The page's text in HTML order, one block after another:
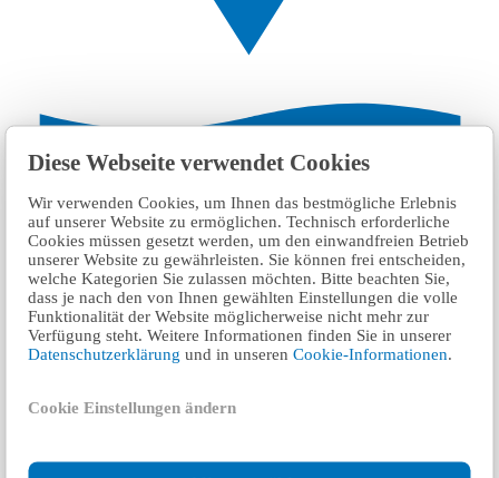
Diese Webseite verwendet Cookies
Wir verwenden Cookies, um Ihnen das bestmögliche Erlebnis
auf unserer Website zu ermöglichen. Technisch erforderliche
Cookies müssen gesetzt werden, um den einwandfreien Betrieb
unserer Website zu gewährleisten. Sie können frei entscheiden,
welche Kategorien Sie zulassen möchten. Bitte beachten Sie,
dass je nach den von Ihnen gewählten Einstellungen die volle
Funktionalität der Website möglicherweise nicht mehr zur
Verfügung steht. Weitere Informationen finden Sie in unserer
Datenschutzerklärungund in unserenCookie-Informationen
Cookie Einstellungen ändern
١٠ km
Theoretische Führerscheinprüfung Neustadt
إمتحان رخصة السياقة